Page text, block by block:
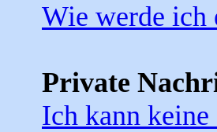
Wie werde ich
Private
Ich kann